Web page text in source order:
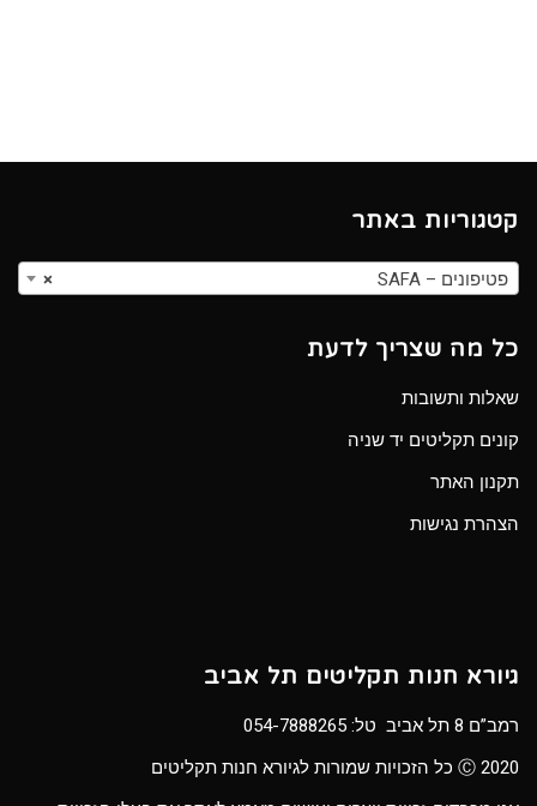
קטגוריות באתר
× פטיפונים – SAFA
כל מה שצריך לדעת
שאלות ותשובות
קונים תקליטים יד שניה
תקנון האתר
הצהרת נגישות
גיורא חנות תקליטים תל אביב
רמב”ם 8 תל אביב טל:
054-7888265
Ⓒ 2020 כל הזכויות שמורות לגיורא חנות תקליטים